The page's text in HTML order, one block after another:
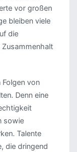
vor großen
bleiben viele
die
von
Denn eine
sowie
Talente
die dringend